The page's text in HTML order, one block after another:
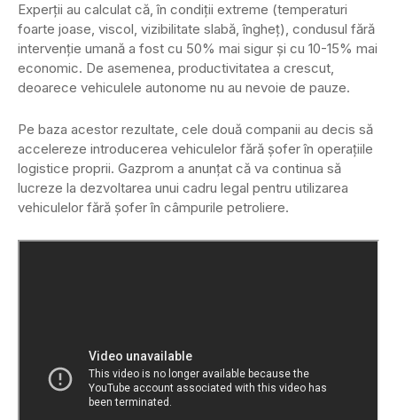
Experții au calculat că, în condiții extreme (temperaturi
foarte joase, viscol, vizibilitate slabă, îngheț), condusul fără
intervenție umană a fost cu 50% mai sigur și cu 10-15% mai
economic. De asemenea, productivitatea a crescut,
deoarece vehiculele autonome nu au nevoie de pauze.
Pe baza acestor rezultate, cele două companii au decis să
accelereze introducerea vehiculelor fără șofer în operațiile
logistice proprii. Gazprom a anunțat că va continua să
lucreze la dezvoltarea unui cadru legal pentru utilizarea
vehiculelor fără șofer în câmpurile petroliere.